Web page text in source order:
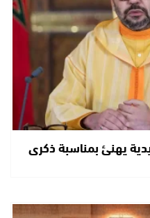
يهنئ بمناسبة ذكرى